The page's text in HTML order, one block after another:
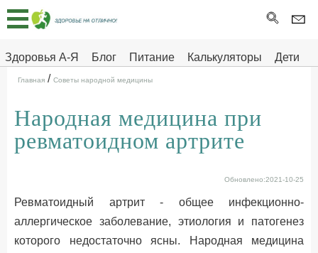
Здоровья А-Я Блог Питание Калькуляторы
Дети
Здоровье на отлично
Главная
Тесты
Про
ДЕТЯМ
Главная / Советы народной медицины
Народная медицина при
ревматоидном артрите
Обновлено:2021-10-25
Ревматоидный артрит - общее инфекционно-
аллергическое заболевание, этиология и патогенез
которого недостаточно ясны. Народная медицина